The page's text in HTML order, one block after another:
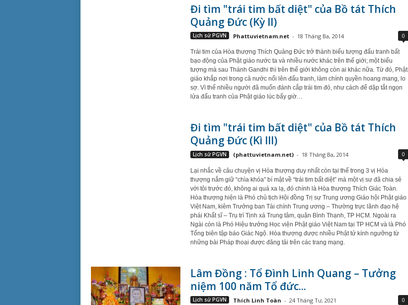
Đi tìm "trái tim bất diệt" của Bồ tát Thích
Quảng Đức (Kỳ II)
Lịch sử PGVN Phattuvietnam.net - 18 Tháng Ba, 2014 0
Trái tim của Hòa thượng Thích Quảng Đức trở thành biểu tượng đấu tranh bất
bạo động của Phật giáo nước ta và nhiều nước khác trên thế giới; một biểu
tượng mà sau Thánh Gandhi thì trên thế giới không còn ai khác nữa. Từ đó, Phật
giáo khắp nơi trong cả nước nổi lên đấu tranh, làm chính quyền hoang mang, lo
sợ. Vì thế nhiều người đã muốn đánh cắp trái tim đó, như cách để dặp tắt ngọn
lửa đấu tranh của Phật giáo lúc bấy giờ…
Đi tìm "trái tim bất diệt" của Bồ tát Thích
Quảng Đức (Kì III)
Lịch sử PGVN (phattuvietnam.net) - 18 Tháng Ba, 2014 0
Lại nhắc về câu chuyện vị Hòa thượng duy nhất còn tại thế trong 3 vị Hòa
thượng nắm giữ “chìa khóa” bí mật về “trái tim bất diệt” mà một vị sư đã chia sẻ
với tôi trước đó, không ai quá xa lạ, đó chính là Hòa thượng Thích Giác Toàn.
Hòa thượng hiện là Phó chủ tịch Hội đồng Trị sự Trung ương Giáo hội Phật giáo
Việt Nam, kiêm Trưởng ban Tài chính Trung ương – Thường trực lãnh đạo hệ
phái Khất sĩ – Trụ trì Tịnh xá Trung tâm, quận Bình Thạnh, TP HCM. Ngoài ra
Ngài còn là Phó Hiệu trưởng Học viện Phật giáo Việt Nam tại TP HCM và là Phó
Tổng biên tập báo Giác Ngộ. Hòa thượng được nhiều Phật tử kính ngưỡng từ
những bài Pháp thoại được đăng tải trên các trang mạng.
Lâm Đồng : Tổ Đình Linh Quang – Tưởng
niệm 100 năm Tổ đức...
Lịch sử PGVN Thích Linh Toàn - 24 Tháng Tư, 2021 0